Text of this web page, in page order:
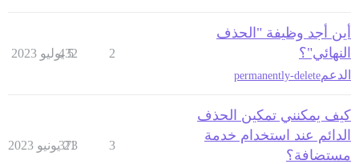
أين أجد وظيفة "الحذف
النهائي"؟
الدعمpermanently-delete
2
432
5 يوليو 2023
كيف يمكنني تمكين الحذف
الدائم عند استخدام خدمة
مستضافة؟
3
373
21 يونيو 2023